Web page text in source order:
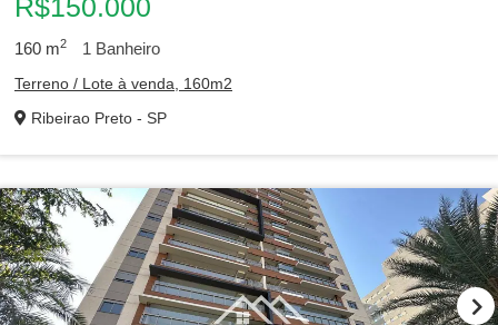
R$150.000
160 m2 1 Banheiro
Terreno / Lote à venda, 160m2
Ribeirao Preto - SP